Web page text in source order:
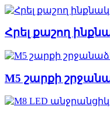
Հրել քաշող
M5 շարքի